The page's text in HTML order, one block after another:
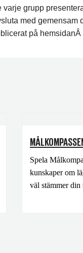
varje grupp
med gemensam
på hemsidanÂ
Spela
kunskaper om
väl stämmer din